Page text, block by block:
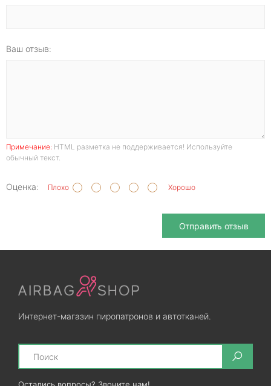
Ваш отзыв:
Примечание: HTML разметка не поддерживается! Используйте
обычный текст.
Оценка: Плохо Хорошо
Отправить отзыв
Интернет-магазин пиропатронов и автотканей.
Search